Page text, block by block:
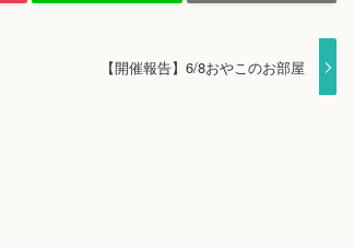
【開催報告】6/8おやこのお部屋